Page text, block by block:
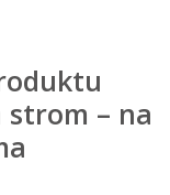
strom – na